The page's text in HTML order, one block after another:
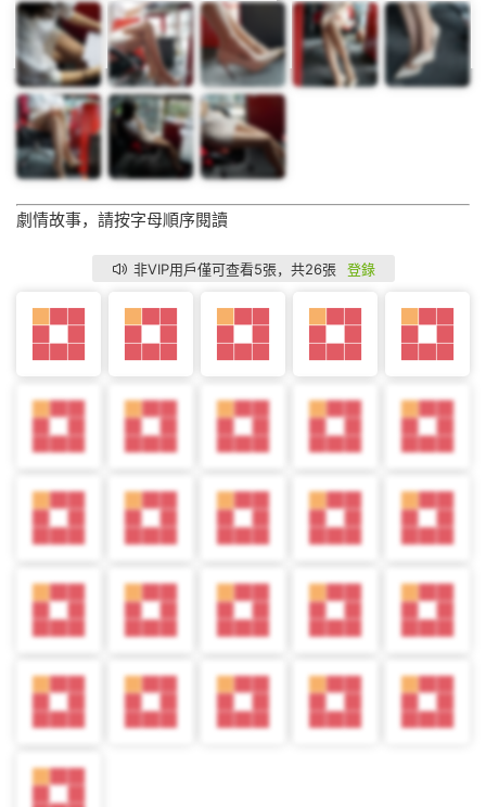
劇情故事，請按字母順序閱讀
非VIP用戶僅可查看5張，共26張 登錄